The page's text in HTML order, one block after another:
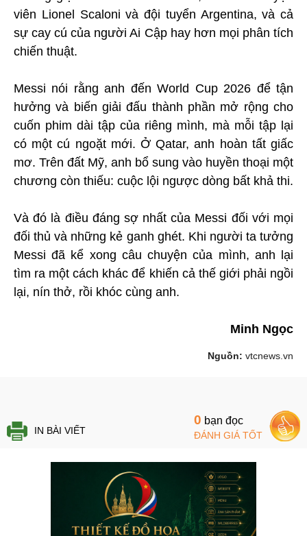
viên Lionel Scaloni và đội tuyển Argentina, và cả
sự cay cú của người Ai Cập hay hơn mọi phân tích
chiến thuật.
Messi nói rằng anh đến World Cup 2026 để tận
hưởng và biến giải đấu thành phần mở rộng cho
cuốn phim dài tập của riêng mình, mà mỗi tập lại
có một cú ngoặt mới. Ở Qatar, anh hoàn tất giấc
mơ. Trên đất Mỹ, anh bổ sung vào huyền thoại một
chương còn thiếu: cuộc lội ngược dòng bất khả thi.
Và đó là điều đáng sợ nhất của Messi đối với mọi
đối thủ và những kẻ ganh ghét. Khi người ta tưởng
Messi đã kể xong câu chuyện của mình, anh lại
tìm ra một cách khác để khiến cả thế giới phải ngồi
lại, nín thở, rồi khóc cùng anh.
Minh Ngọc
Nguồn: vtcnews.vn
IN BÀI VIẾT
0 bạn đọc
ĐÁNH GIÁ TỐT